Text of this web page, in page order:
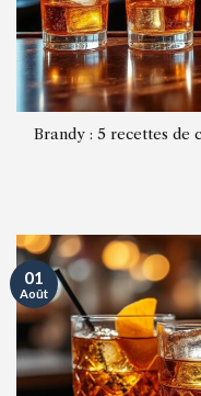
Brandy : 5 recettes de
01
Août